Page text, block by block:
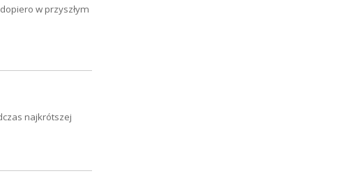
w przyszłym
najkrótszej